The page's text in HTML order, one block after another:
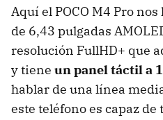
Aquí el POCO M4 Pro
de 6,43 pulgadas
resolución FullHD+ que
y tiene un panel táctil a
hablar de una línea
este teléfono es capaz